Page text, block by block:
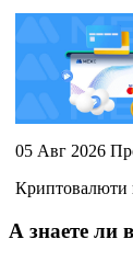
05 Авг 2026
Криптовалюти
А знаете ли